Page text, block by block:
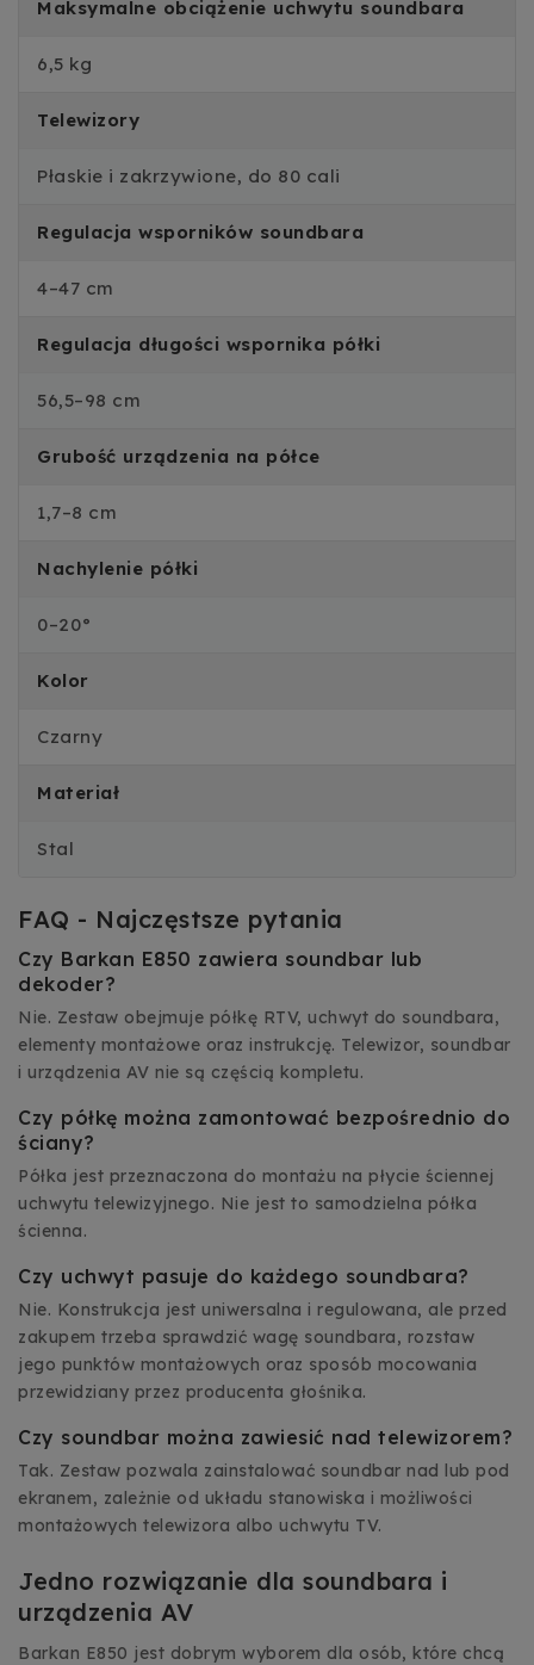
Maksymalne obciążenie uchwytu soundbara
6,5 kg
Telewizory
Płaskie i zakrzywione, do 80 cali
Regulacja wsporników soundbara
4–47 cm
Regulacja długości wspornika półki
56,5–98 cm
Grubość urządzenia na półce
1,7–8 cm
Nachylenie półki
0–20°
Kolor
Czarny
Materiał
Stal
FAQ - Najczęstsze pytania
Czy Barkan E850 zawiera soundbar lub
dekoder?
Nie. Zestaw obejmuje półkę RTV, uchwyt do soundbara,
elementy montażowe oraz instrukcję. Telewizor, soundbar
i urządzenia AV nie są częścią kompletu.
Czy półkę można zamontować bezpośrednio do
ściany?
Półka jest przeznaczona do montażu na płycie ściennej
uchwytu telewizyjnego. Nie jest to samodzielna półka
ścienna.
Czy uchwyt pasuje do każdego soundbara?
Nie. Konstrukcja jest uniwersalna i regulowana, ale przed
zakupem trzeba sprawdzić wagę soundbara, rozstaw
jego punktów montażowych oraz sposób mocowania
przewidziany przez producenta głośnika.
Czy soundbar można zawiesić nad telewizorem?
Tak. Zestaw pozwala zainstalować soundbar nad lub pod
ekranem, zależnie od układu stanowiska i możliwości
montażowych telewizora albo uchwytu TV.
Jedno rozwiązanie dla soundbara i
urządzenia AV
Barkan E850 jest dobrym wyborem dla osób, które chcą